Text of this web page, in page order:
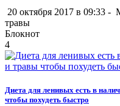
20 октября 2017 в 09:33 -
травы
Блокнот
4
Диета для ленивых есть в
чтобы похудеть быстро